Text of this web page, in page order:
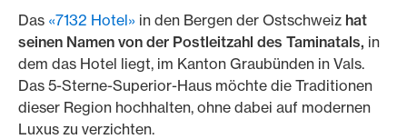
Das «7132 Hotel» in den Bergen der Ostschweiz hat
seinen Namen von der Postleitzahl des Taminatals, in
dem das Hotel liegt, im Kanton Graubünden in Vals.
Das 5-Sterne-Superior-Haus möchte die Traditionen
dieser Region hochhalten, ohne dabei auf modernen
Luxus zu verzichten.